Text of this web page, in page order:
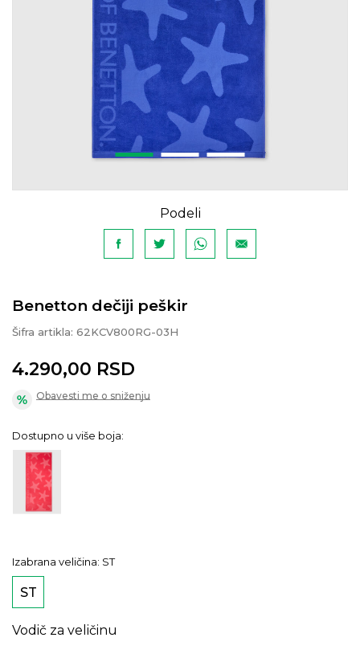
Podeli
Benetton dečiji peškir
Šifra artikla: 62KCV800RG-03H
4.290,00 RSD
Obavesti me o sniženju
Dostupno u više boja:
Izabrana veličina: ST
ST
Vodič za veličinu